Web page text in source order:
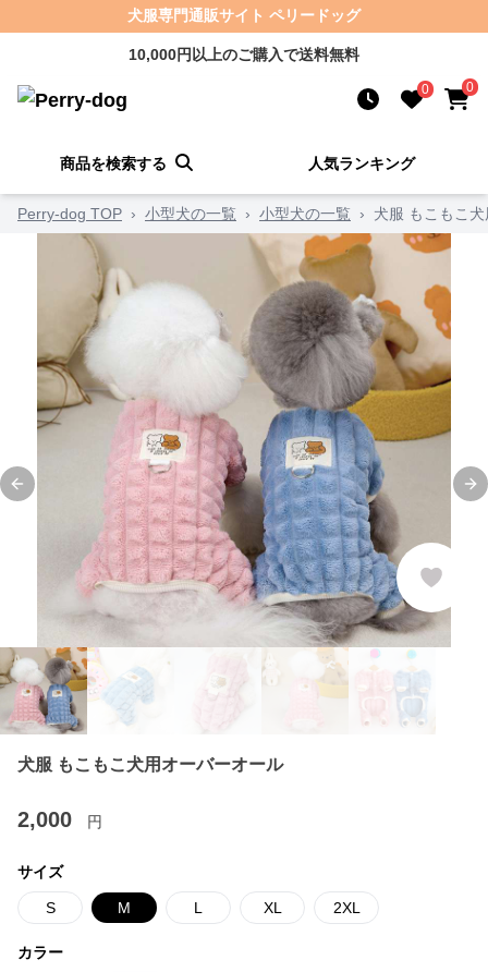
犬服専門通販サイト ペリードッグ
10,000円以上のご購入で送料無料
0 0
商品を検索する 人気ランキング
Perry-dog TOP › 小型犬の一覧 › 小型犬の一覧 › 犬服 もこもこ
Previous slide
犬服 もこもこ犬用オーバーオール
2,000 円
サイズ
S M L XL 2XL
カラー